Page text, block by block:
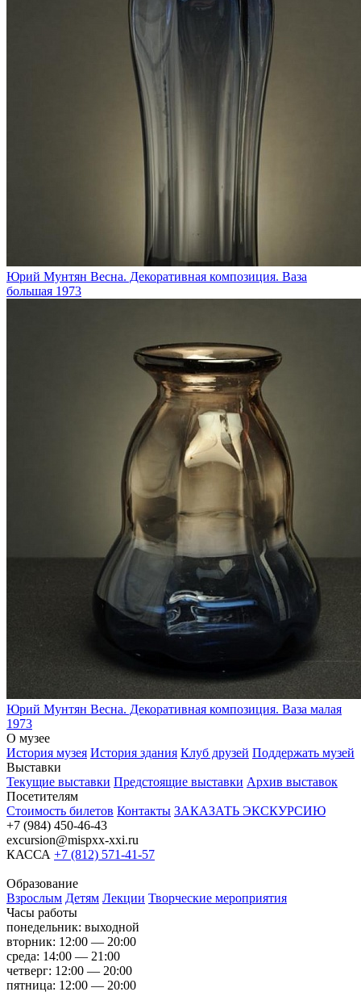
Юрий Мунтян Весна. Декоративная композиция. Ваза
большая 1973
Юрий Мунтян Весна. Декоративная композиция. Ваза малая
1973
О музее
История музея История здания Клуб друзей Поддержать музей
Выставки
Текущие выставки Предстоящие выставки Архив выставок
Посетителям
Стоимость билетов Контакты ЗАКАЗАТЬ ЭКСКУРСИЮ
+7 (984) 450-46-43
excursion@mispxx-xxi.ru
КАССА +7 (812) 571-41-57
Образование
Взрослым Детям Лекции Творческие мероприятия
Часы работы
понедельник: выходной
вторник: 12:00 — 20:00
среда: 14:00 — 21:00
четверг: 12:00 — 20:00
пятница: 12:00 — 20:00